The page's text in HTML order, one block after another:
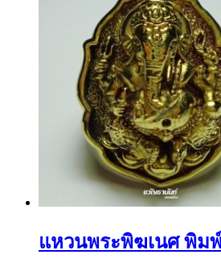
แหวนพระพิฆเนศ พิม